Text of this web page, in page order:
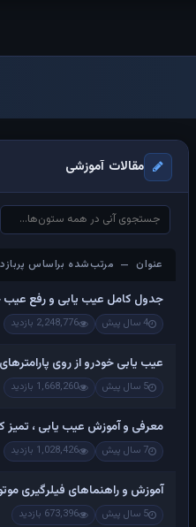
مقالات آموزشی
عنوان — مرتب‌شده براساس
عنوان — مرتب‌شده براساس
جدول کامل عیب یابی و رفع عیب
4 سال پیش 2,248,776 بازدید
عیب یابی خودرو از روی
5 سال پیش 1,668,260 بازدید
معرفی و آموزش عیب یابی ، تمیز
7 سال پیش 1,028,426 بازدید
آموزش و راهنماهای فیلرگیری
5 سال پیش 673,396 بازدید